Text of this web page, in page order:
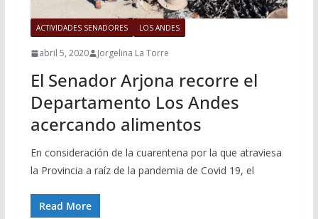
ACTIVIDADES SENADORES LOS ANDES
abril 5, 2020 Jorgelina La Torre
El Senador Arjona recorre el
Departamento Los Andes
acercando alimentos
En consideración de la cuarentena por la que atraviesa
la Provincia a raíz de la pandemia de Covid 19, el
Read More